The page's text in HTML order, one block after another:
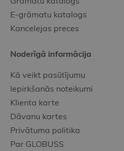
E-grāmatu katalogs
Kancelejas preces
Noderīgā informācija
Kā veikt pasūtījumu
Iepirkšanās noteikumi
Klienta karte
Dāvanu kartes
Privātuma politika
Par GLOBUSS